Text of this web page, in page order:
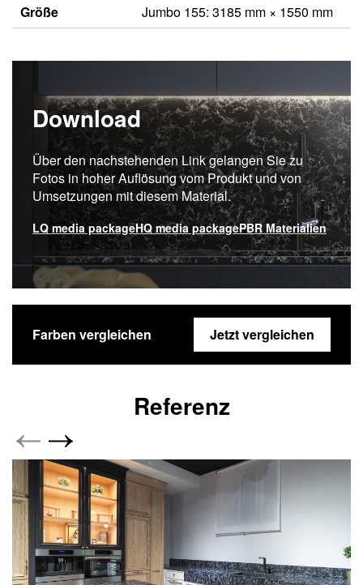
Größe
Jumbo 155: 3185 mm × 1550 mm
Download
Über den nachstehenden Link gelangen Sie zu
Fotos in hoher Auflösung vom Produkt und von
Umsetzungen mit diesem Material.
LQ media packageHQ media packagePBR Materialien
Farben vergleichen Jetzt vergleichen
Referenz